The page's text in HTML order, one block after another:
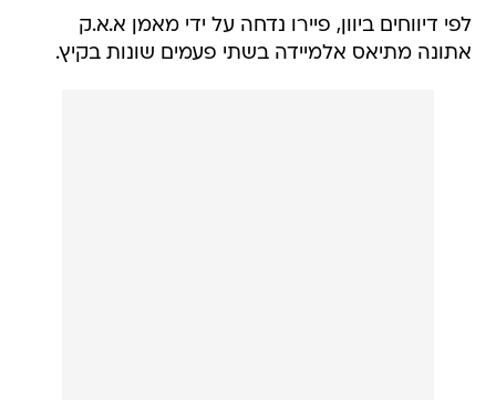
לפי דיווחים ביוון, פיירו נדחה על ידי מאמן א.א.ק
אתונה מתיאס אלמיידה בשתי פעמים שונות בקיץ.